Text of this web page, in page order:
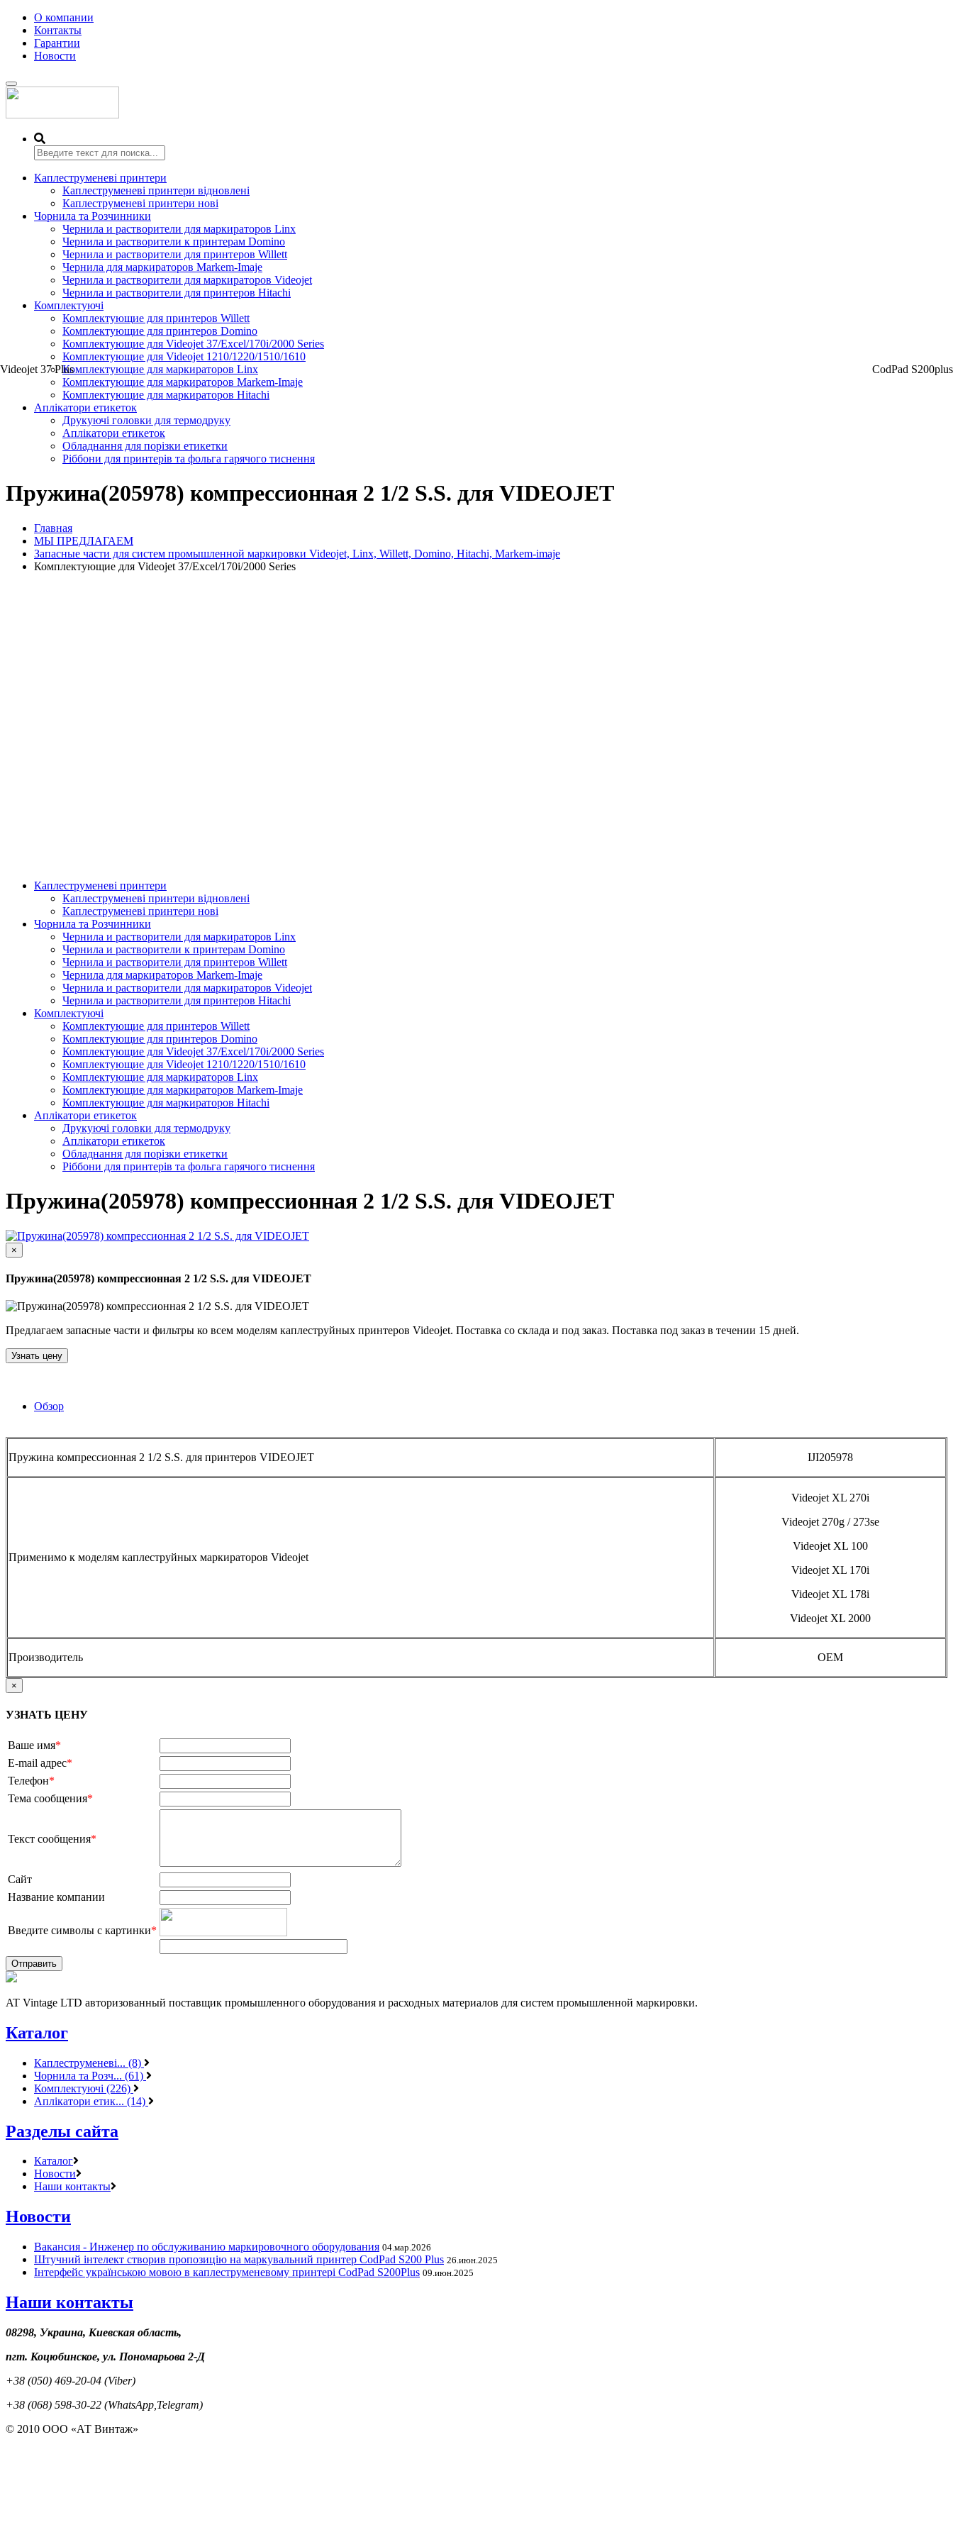
О компании
Контакты
Гарантии
Новости
Переключить
навигацию
Каплеструменеві принтери
Каплеструменеві принтери відновлені
Каплеструменеві принтери нові
Чорнила та Розчинники
Чернила и растворители для маркираторов Linx
Чернила и растворители к принтерам Domino
Чернила и растворители для принтеров Willett
Чернила для маркираторов Markem-Imaje
Чернила и растворители для маркираторов Videojet
Чернила и растворители для принтеров Hitachi
Комплектуючі
Комплектующие для принтеров Willett
Комплектующие для принтеров Domino
Комплектующие для Videojet 37/Excel/170i/2000 Series
Комплектующие для Videojet 1210/1220/1510/1610
Комплектующие для маркираторов Linx
Комплектующие для маркираторов Markem-Imaje
Комплектующие для маркираторов Hitachi
Аплікатори етикеток
Друкуючі головки для термодруку
Аплікатори етикеток
Обладнання для порізки етикетки
Ріббони для принтерів та фольга гарячого тиснення
Пружина(205978) компрессионная 2 1/2 S.S. для VIDEOJET
Главная
МЫ ПРЕДЛАГАЕМ
Запасные части для систем промышленной маркировки Videojet, Linx, Willett, Domino, Hitachi, Markem-imaje
Комплектующие для Videojet 37/Excel/170i/2000 Series
Аплікатор для горизонтальної поклейки етикетки
Подробнее
Каплеструйный принтер CodPad S200 Plus для маркировки продукции
Videojet 37 Plus CodPad S200plus
Каплеструменеві принтери
Каплеструменеві принтери відновлені
Каплеструменеві принтери нові
Чорнила та Розчинники
Чернила и растворители для маркираторов Linx
Чернила и растворители к принтерам Domino
Чернила и растворители для принтеров Willett
Чернила для маркираторов Markem-Imaje
Чернила и растворители для маркираторов Videojet
Чернила и растворители для принтеров Hitachi
Комплектуючі
Комплектующие для принтеров Willett
Комплектующие для принтеров Domino
Комплектующие для Videojet 37/Excel/170i/2000 Series
Комплектующие для Videojet 1210/1220/1510/1610
Комплектующие для маркираторов Linx
Комплектующие для маркираторов Markem-Imaje
Комплектующие для маркираторов Hitachi
Аплікатори етикеток
Друкуючі головки для термодруку
Аплікатори етикеток
Обладнання для порізки етикетки
Ріббони для принтерів та фольга гарячого тиснення
Пружина(205978) компрессионная 2 1/2 S.S. для VIDEOJET
×
Пружина(205978) компрессионная 2 1/2 S.S. для VIDEOJET
Предлагаем запасные части и фильтры ко всем моделям каплеструйных принтеров Videojet. Поставка со склада и под заказ. Поставка под заказ в течении 15 дней.
Узнать цену
Обзор
Пружина компрессионная 2 1/2 S.S. для принтеров VIDEOJET IJI205978
Применимо к моделям каплеструйных маркираторов Videojet
Videojet XL 270i
Videojet 270g / 273se
Videojet XL 100
Videojet XL 170i
Videojet XL 178i
Videojet XL 2000
Производитель OEM
×
УЗНАТЬ ЦЕНУ
Ваше имя*
E-mail адрес*
Телефон*
Тема сообщения*
Текст сообщения*
Сайт
Название компании
Введите символы с картинки*
AT Vintage LTD авторизованный поставщик промышленного оборудования и расходных материалов для систем промышленной маркировки.
Каталог
Каплеструменеві... (8)
Чорнила та Розч... (61)
Комплектуючі (226)
Аплікатори етик... (14)
Разделы сайта
Каталог
Новости
Наши контакты
Новости
Вакансия - Инженер по обслуживанию маркировочного оборудования 04.мар.2026
Штучний інтелект створив пропозицію на маркувальний принтер CodPad S200 Plus 26.июн.2025
Інтерфейс українською мовою в каплеструменевому принтері CodPad S200Plus 09.июн.2025
Наши контакты
08298, Украина, Киевская область,
пгт. Коцюбинское, ул. Пономарьова 2-Д
+38 (050) 469-20-04 (Viber)
+38 (068) 598-30-22 (WhatsApp,Telegram)
© 2010 ООО «АТ Винтаж»